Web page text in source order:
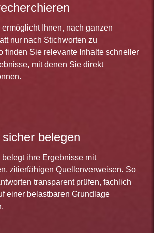
Ihnen, nach ganzen
nur nach Stichworten zu
finden Sie relevante Inhalte schneller
mit denen Sie direkt
belegen
ihre Ergebnisse mit
zitierfähigen Quellenverweisen. So
transparent prüfen, fachlich
einer belastbaren Grundlage